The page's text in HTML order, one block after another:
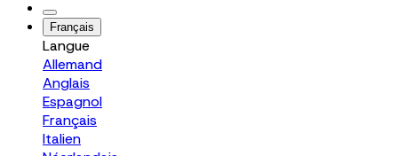
Français
Langue
Allemand
Anglais
Espagnol
Français
Italien